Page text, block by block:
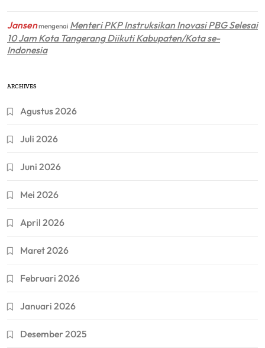
Jansenmengenai Menteri PKP Instruksikan Inovasi PBG Selesai
10 Jam Kota Tangerang Diikuti Kabupaten/Kota se-
Indonesia
ARCHIVES
Agustus 2026
Juli 2026
Juni 2026
Mei 2026
April 2026
Maret 2026
Februari 2026
Januari 2026
Desember 2025